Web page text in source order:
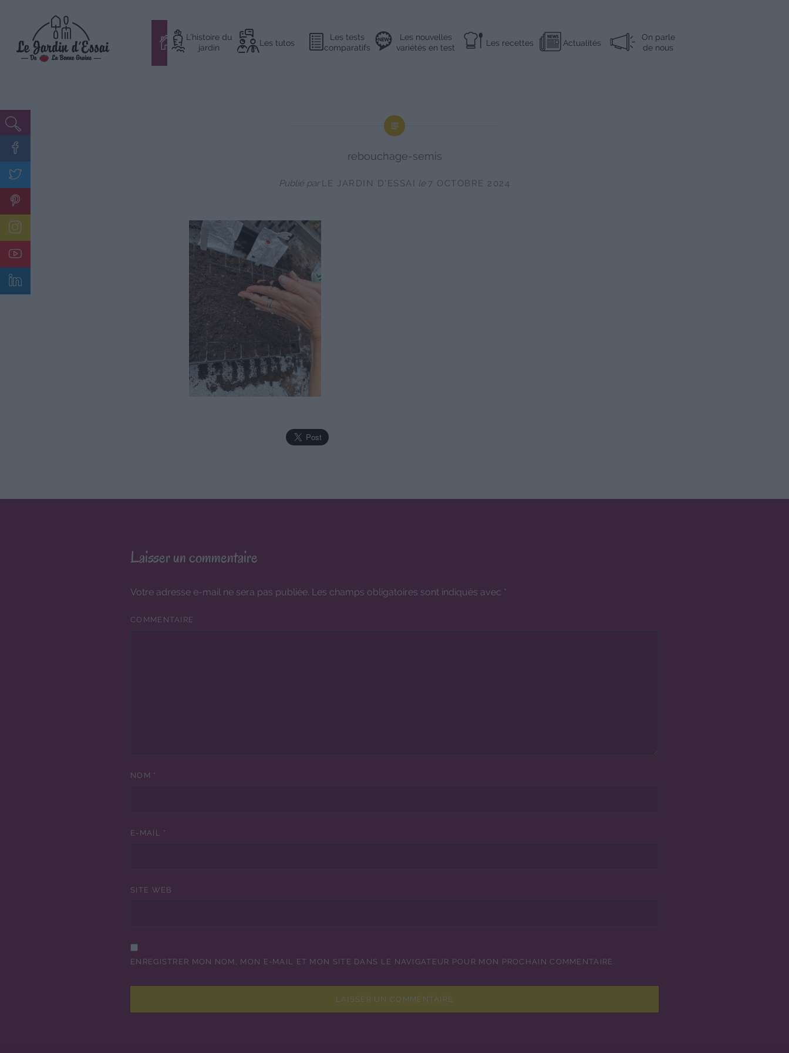
contenu
#
L’histoire du
jardin
Les tutos
Les tests
comparatifs
Les nouvelles
variétés en test
Les recettes Actualités
On parle
de nous
rebouchage-semis
Publié parLE JARDIN D'ESSAI le 7 OCTOBRE 2024
Laisser un commentaire
Votre adresse e-mail ne sera pas publiée. Les champs obligatoires sont indiqués avec *
COMMENTAIRE
NOM *
E-MAIL *
SITE WEB
ENREGISTRER MON NOM, MON E-MAIL ET MON SITE DANS LE NAVIGATEUR POUR MON PROCHAIN COMMENTAIRE.